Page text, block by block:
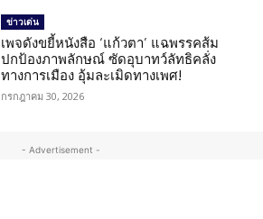
ข่าวเด่น
เพจดังขยี้หนังสือ ‘แก้วตา’ แฉพรรคส้ม
ปกป้องภาพลักษณ์ ซัดอุบาทว์ลัทธิคลั่ง
ทางการเมือง อุ้มละเมิดทางเพศ!
กรกฎาคม 30, 2026
- Advertisement -